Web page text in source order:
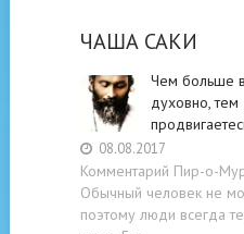
ЧАША САКИ
Чем больше
духовно,
08.08.2017
Комментарий Пир-о-
Обычный человек не
поэтому люди всегда